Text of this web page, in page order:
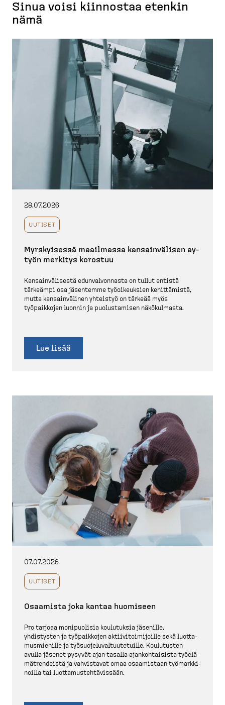
Sinua voisi kiinnostaa etenkin
nämä
28.07.2026
UUTISET
Myrskyisessä maailmassa kansain­välisen ay-​
työn merkitys korostuu
Kansain­vä­lisestä edunval­vonnasta on tullut entistä
tärkeämpi osa jäsentemme työoikeuksien kehittämistä,
mutta kansain­välinen yhteistyö on tärkeää myös
työpaikkojen luonnin ja puolus­tamisen näkökulmasta.
Lue lisää
07.07.2026
UUTISET
Osaamista joka kantaa huomiseen
Pro tarjoaa monipuolisia koulutuksia jäsenille,
yhdistysten ja työpaikkojen aktiivi­toi­mi­joille sekä luotta­
mus­miehille ja työsuo­je­lu­val­tuu­te­tuille. Koulutusten
avulla jäsenet pysyvät ajan tasalla ajankoh­taisista työelä­
mät­ren­deistä ja vahvistavat omaa osaamistaan työmark­ki­
noilla tai luotta­mus­teh­tä­vissään.